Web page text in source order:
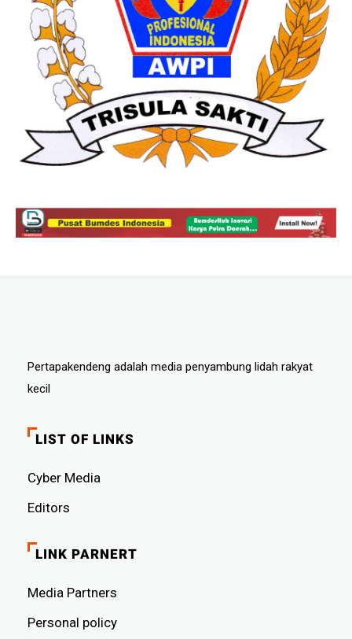
Pertapakendeng adalah media penyambung lidah rakyat
kecil
LIST OF LINKS
Cyber ​​Media
Editors
LINK PARNERT
Media Partners
Personal policy